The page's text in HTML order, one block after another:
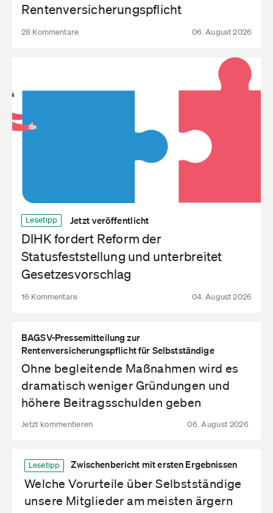
Rentenversicherungspflicht
28 Kommentare 06. August 2026
Lesetipp Jetzt veröffentlicht
DIHK fordert Reform der
Statusfeststellung und unterbreitet
Gesetzesvorschlag
16 Kommentare 04. August 2026
BAGSV-Pressemitteilung zur
Rentenversicherungspflicht für Selbstständige
Ohne begleitende Maßnahmen wird es
dramatisch weniger Gründungen und
höhere Beitragsschulden geben
Jetzt kommentieren 06. August 2026
Lesetipp Zwischenbericht mit ersten Ergebnissen
Welche Vorurteile über Selbstständige
unsere Mitglieder am meisten ärgern